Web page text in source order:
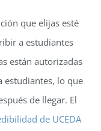
que elijas esté
a estudiantes
están autorizadas
estudiantes, lo que
de llegar. El
de UCEDA